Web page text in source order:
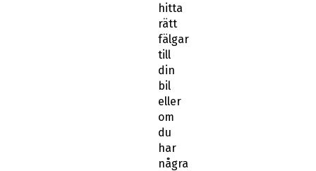
hitta
rätt
fälgar
till
din
bil
eller
om
du
har
några